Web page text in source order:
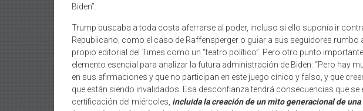
Biden”.
Trump buscaba a toda costa aferrarse al poder, incluso si ello suponía ir
Republicano, como el caso de Raffensperger o guiar a sus seguidores rumbo
propio editorial del Times como un “teatro político”. Pero otro punto
elemento esencial para analizar la futura administración de Biden: “Pero hay
en sus afirmaciones y que no participan en este juego cínico y falso, y que
que están siendo invalidados. Esa desconfianza tendrá consecuencias que se
certificación del miércoles, incluida la creación de un mito generacional de